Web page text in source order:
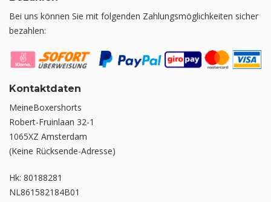
Bei uns können Sie mit folgenden Zahlungsmöglichkeiten sicher
bezahlen:
Kontaktdaten
MeineBoxershorts
Robert-Fruinlaan 32-1
1065XZ Amsterdam
(Keine Rücksende-Adresse)
Hk: 80188281
NL861582184B01